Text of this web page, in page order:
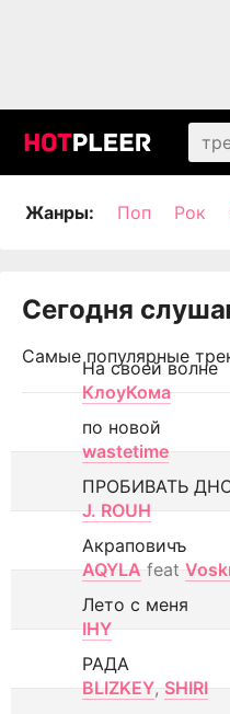
Жанры: Поп Рок
Сегодня
Самые популярные
На своей волне
КлоуКома
по новой
wastetime
ПРОБИВАТЬ
J. ROUH
Акраповичъ
AQYLA feat
Лето с меня
IHY
РАДА
BLIZKEY, SHIRI